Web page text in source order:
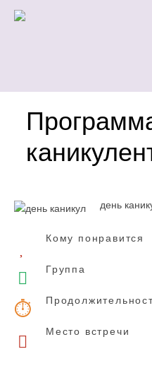
день
Кому понравится
Группа
Место встречи